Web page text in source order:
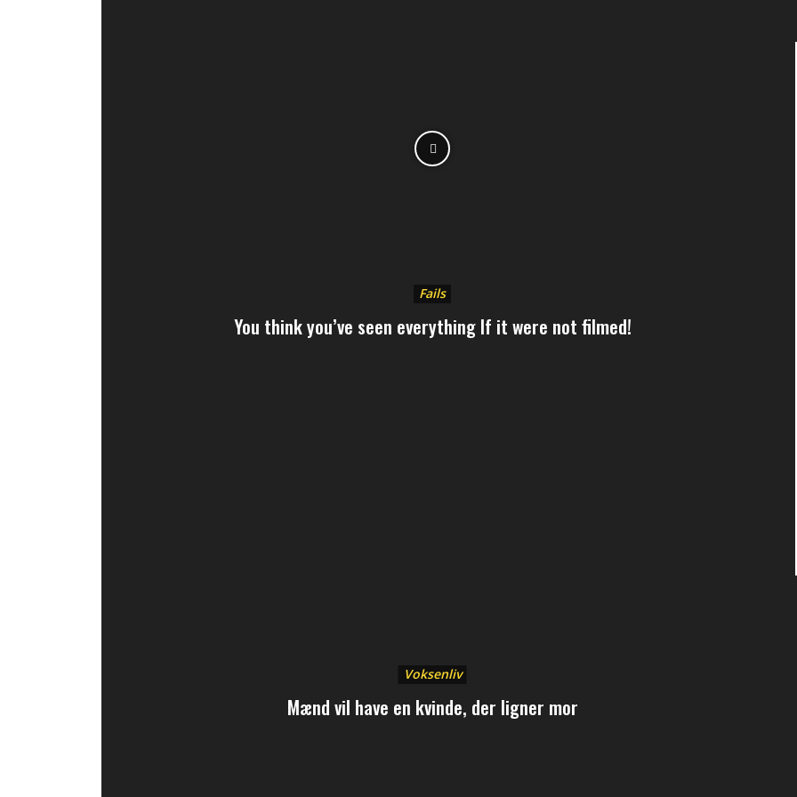
Fails
You think you’ve seen everything If it were not filmed!
Voksenliv
Mænd vil have en kvinde, der ligner mor